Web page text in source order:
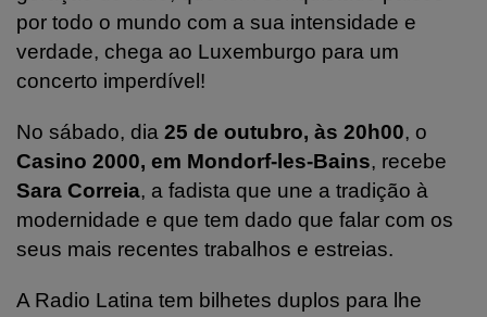
por todo o mundo com a sua intensidade e
verdade, chega ao Luxemburgo para um
concerto imperdível!
No sábado, dia 25 de outubro, às 20h00, o
Casino 2000, em Mondorf-les-Bains, recebe
Sara Correia, a fadista que une a tradição à
modernidade e que tem dado que falar com os
seus mais recentes trabalhos e estreias.
A Radio Latina tem bilhetes duplos para lhe